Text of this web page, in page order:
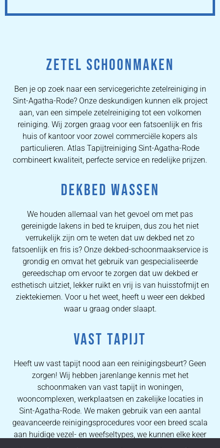
ZETEL SCHOONMAKEN
Ben je op zoek naar een servicegerichte zetelreiniging in
Sint-Agatha-Rode? Onze deskundigen kunnen elk project
aan, van een simpele zetelreiniging tot een volkomen
reiniging. Wij zorgen graag voor een fatsoenlijk en fris
huis of kantoor voor zowel commerciële kopers als
particulieren. Atlas Tapijtreiniging Sint-Agatha-Rode
combineert kwaliteit, perfecte service en redelijke prijzen.
DEKBED WASSEN
We houden allemaal van het gevoel om met pas
gereinigde lakens in bed te kruipen, dus zou het niet
verrukelijk zijn om te weten dat uw dekbed net zo
fatsoenlijk en fris is? Onze dekbed-schoonmaakservice is
grondig en omvat het gebruik van gespecialiseerde
gereedschap om ervoor te zorgen dat uw dekbed er
esthetisch uitziet, lekker ruikt en vrij is van huisstofmijt en
ziektekiemen. Voor u het weet, heeft u weer een dekbed
waar u graag onder slaapt.
VAST TAPIJT
Heeft uw vast tapijt nood aan een reinigingsbeurt? Geen
zorgen! Wij hebben jarenlange kennis met het
schoonmaken van vast tapijt in woningen,
wooncomplexen, werkplaatsen en zakelijke locaties in
Sint-Agatha-Rode. We maken gebruik van een aantal
geavanceerde reinigingsprocedures voor een breed scala
aan huidige vezel- en weefseltypes, we kunnen elke keer